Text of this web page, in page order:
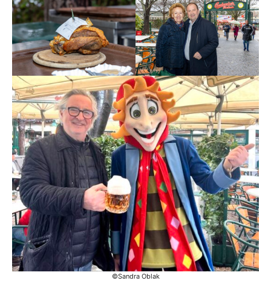
©Sandra Oblak